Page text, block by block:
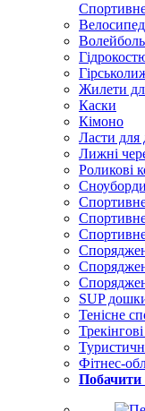
Жилети
Каски
Кімоно
Ласти для
Лижні
Роликові
SUP
Тенісне
Фітнес-
Побачити